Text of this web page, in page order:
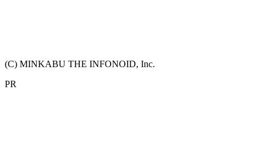
(C) MINKABU THE INFONOID, Inc.
PR